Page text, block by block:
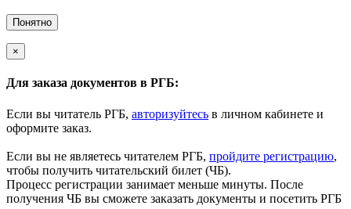
Понятно
×
Для заказа документов в РГБ:
Если вы читатель РГБ, авторизуйтесь в личном кабинете и
оформите заказ.
Если вы не являетесь читателем РГБ, пройдите регистрацию,
чтобы получить читательский билет (ЧБ).
Процесс регистрации занимает меньше минуты. После
получения ЧБ вы сможете заказать документы и посетить РГБ